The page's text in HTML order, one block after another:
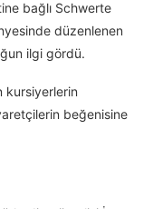
bağlı Schwerte
düzenlenen
ilgi gördü.
kursiyerlerin
beğenisine